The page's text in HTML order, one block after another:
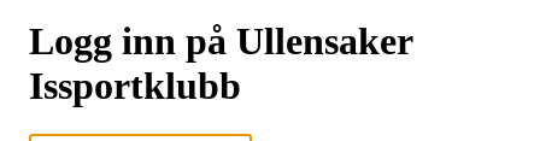
Logg inn på Ullensaker
Issportklubb